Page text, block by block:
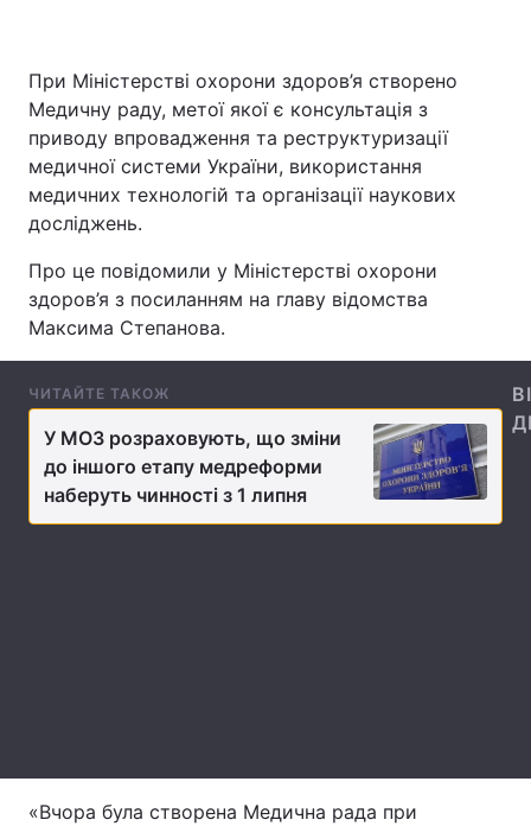
Головна Війна
Україна Політика
Економіка Світ
Техно і зв'язок Лайт
Зброя Інциденти
Здоров'я Туризм
Цікавинки Погода
Екологія Регіони
Контакти
При Міністерстві охорони здоров’я створено
Медичну раду, метої якої є консультація з
приводу впровадження та реструктуризації
медичної системи України, використання
медичних технологій та організації наукових
досліджень.
Про це повідомили у Міністерстві охорони
здоров’я з посиланням на главу відомства
Максима Степанова.
ЧИТАЙТЕ ТАКОЖ
У МОЗ розраховують, що зміни
до іншого етапу медреформи
наберуть чинності з 1 липня
«Вчора була створена Медична рада при